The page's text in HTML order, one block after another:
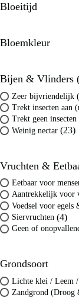
Bloeitijd
Bloemkleur
Bijen & Vlinders
Zeer bijvriendelijk
Trekt insecten aan
Trekt geen insecten
Weinig nectar (23)
Vruchten &
Eetbaar voor
Aantrekkelijk voor
Voedsel voor egels
Siervruchten (4)
Geen of
Grondsoort
Lichte klei / Leem
Zandgrond (Droog